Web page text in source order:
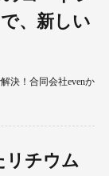
、新しい
決！合同会社evenか
リチウム